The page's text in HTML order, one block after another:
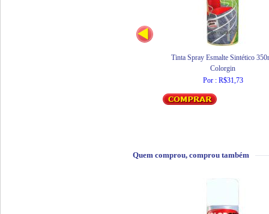
Tinta Spray Esmalte Sintético
Colorgin
Por : R$31,73
Quem comprou, comprou também